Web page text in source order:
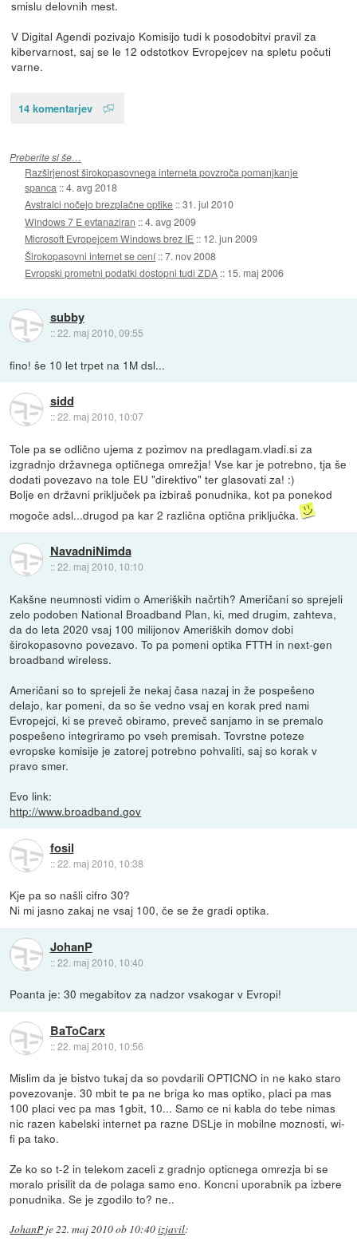
smislu delovnih mest.
V Digital Agendi pozivajo Komisijo tudi k posodobitvi pravil za
kibervarnost, saj se le 12 odstotkov Evropejcev na spletu počuti
varne.
14 komentarjev
Preberite si še…
Razširjenost širokopasovnega interneta povzroča pomanjkanje
spanca ::4. avg 2018
Avstralci nočejo brezplačne optike ::31. jul 2010
Windows 7 E evtanaziran ::4. avg 2009
Microsoft Evropejcem Windows brez IE :: 12. jun 2009
Širokopasovni internet se cení ::7. nov 2008
Evropski prometni podatki dostopni tudi ZDA :: 15. maj 2006
subby
::22. maj 2010, 09:55
fino! še 10 let trpet na 1M dsl...
sidd
::22. maj 2010, 10:07
Tole pa se odlično ujema z pozimov na predlagam.vladi.si za
izgradnjo državnega optičnega omrežja! Vse kar je potrebno, tja še
dodati povezavo na tole EU "direktivo" ter glasovati za! :)
Bolje en državni priključek pa izbiraš ponudnika, kot pa ponekod
mogoče adsl...drugod pa kar 2 različna optična priključka.
NavadniNimda
::22. maj 2010, 10:10
Kakšne neumnosti vidim o Ameriških načrtih? Američani so sprejeli
zelo podoben National Broadband Plan, ki, med drugim, zahteva,
da do leta 2020 vsaj 100 milijonov Ameriških domov dobi
širokopasovno povezavo. To pa pomeni optika FTTH in next-gen
broadband wireless.
Američani so to sprejeli že nekaj časa nazaj in že pospešeno
delajo, kar pomeni, da so še vedno vsaj en korak pred nami
Evropejci, ki se preveč obiramo, preveč sanjamo in se premalo
pospešeno integriramo po vseh premisah. Tovrstne poteze
evropske komisije je zatorej potrebno pohvaliti, saj so korak v
pravo smer.
Evo link:
http://www.broadband.gov
fosil
::22. maj 2010, 10:38
Kje pa so našli cifro 30?
Ni mi jasno zakaj ne vsaj 100, če se že gradi optika.
JohanP
::22. maj 2010, 10:40
Poanta je: 30 megabitov za nadzor vsakogar v Evropi!
BaToCarx
::22. maj 2010, 10:56
Mislim da je bistvo tukaj da so povdarili OPTICNO in ne kako staro
povezovanje. 30 mbit te pa ne briga ko mas optiko, placi pa mas
100 placi vec pa mas 1gbit, 10... Samo ce ni kabla do tebe nimas
nic razen kabelski internet pa razne DSLje in mobilne moznosti, wi-
fi pa tako.
Ze ko so t-2 in telekom zaceli z gradnjo opticnega omrezja bi se
moralo prisilit da de polaga samo eno. Koncni uporabnik pa izbere
ponudnika. Se je zgodilo to? ne..
JohanP je22. maj 2010 ob 10:40izjavil: